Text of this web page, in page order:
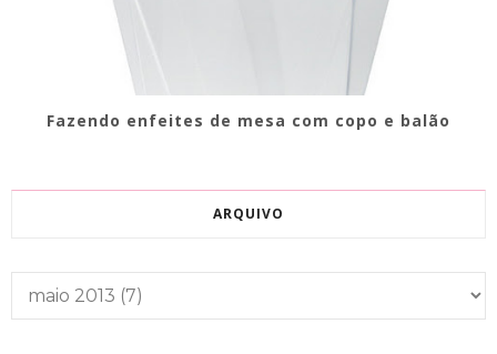
Fazendo enfeites de mesa com copo e balão
ARQUIVO